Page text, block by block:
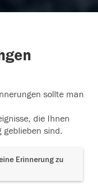
sollte man
die Ihnen
geblieben sind.
Erinnerung zu